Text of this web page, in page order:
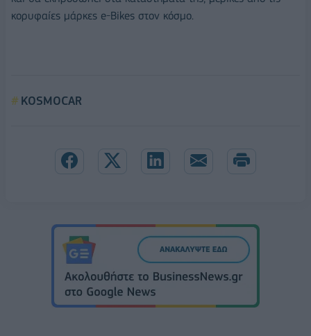
κορυφαίες μάρκες e-Bikes στον κόσμο.
KOSMOCAR